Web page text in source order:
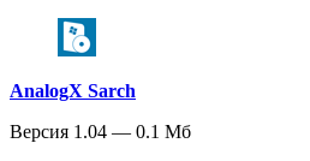
AnalogX Sarch
Версия 1.04 — 0.1 Мб